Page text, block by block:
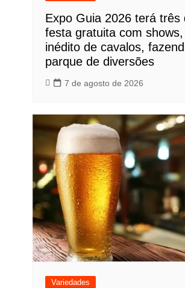
Expo Guia 2026 terá três
festa gratuita com
inédito de cavalos,
parque de diversões
7 de agosto de 2026
Variedades